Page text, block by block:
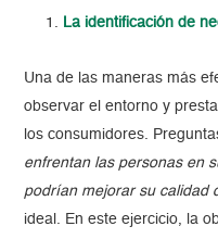
La identificación de
Una de las maneras más
observar el entorno y
los consumidores.
enfrentan las personas en
podrían mejorar su calidad
ideal. En este ejercicio, la